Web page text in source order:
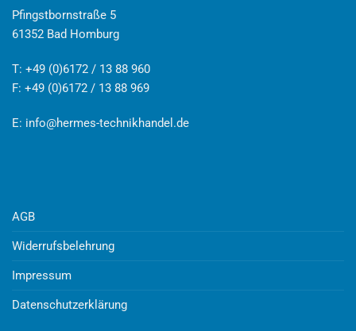
Pfingstbornstraße 5
61352 Bad Homburg
T: +49 (0)6172 / 13 88 960
F: +49 (0)6172 / 13 88 969
E: info@hermes-technikhandel.de
AGB
Widerrufsbelehrung
Impressum
Datenschutzerklärung